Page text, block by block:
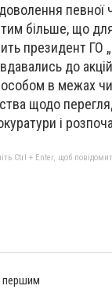
певної
більше, що для
президент ГО
до
в межах
щодо
і
Ctrl + Enter, щоб
першим